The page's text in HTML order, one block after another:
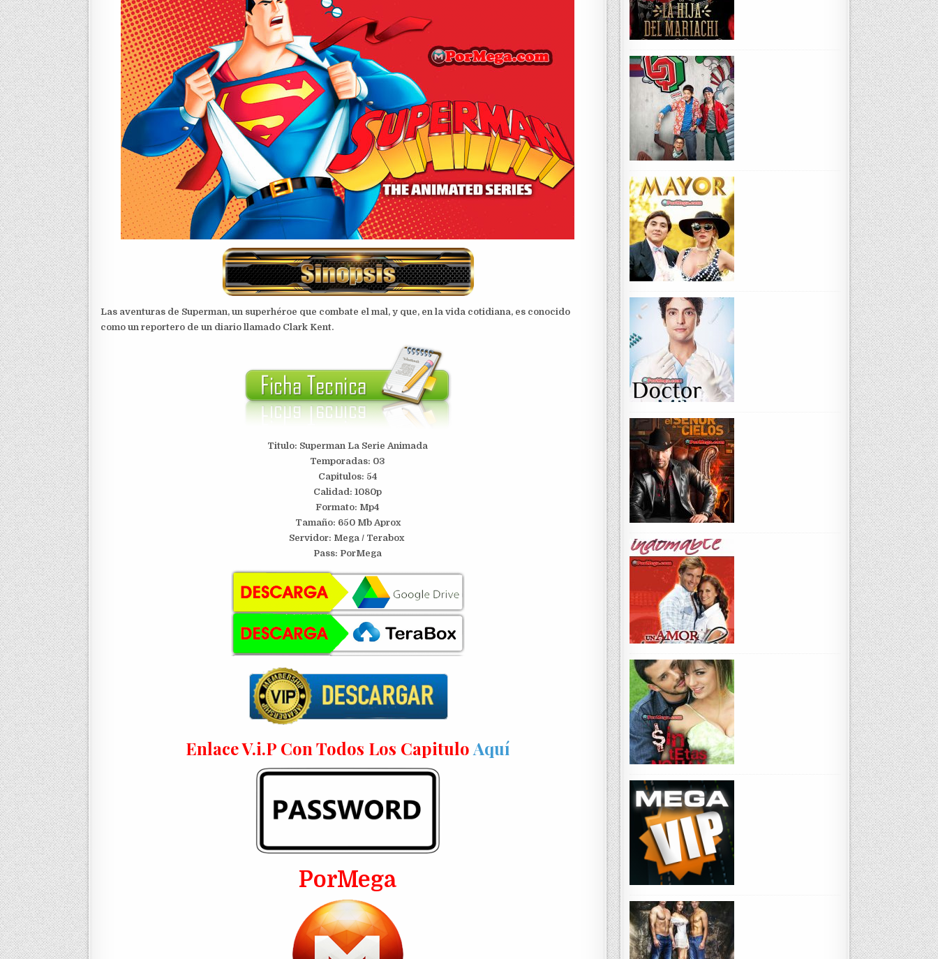
Las aventuras de Superman, un superhéroe que combate el mal, y que, en la vida cotidiana, es conocido
como un reportero de un diario llamado Clark Kent.
Titulo: Superman La Serie Animada
Temporadas: 03
Capitulos: 54
Calidad: 1080p
Formato: Mp4
Tamaño: 650 Mb Aprox
Servidor: Mega / Terabox
Pass: PorMega
Enlace V.i.P Con Todos Los Capitulo Aquí
PorMega